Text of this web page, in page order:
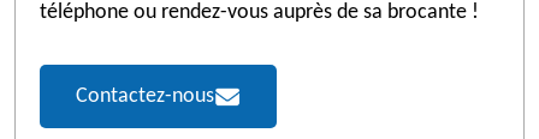
téléphone ou rendez-vous auprès de sa brocante !
Contactez-nous